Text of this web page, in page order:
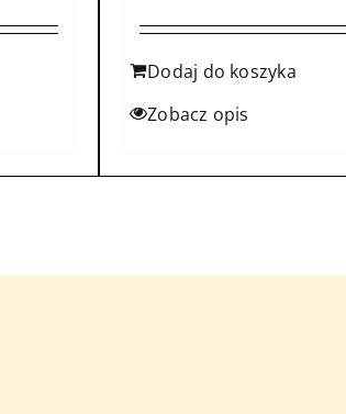
Dodaj do koszyka
Zobacz opis